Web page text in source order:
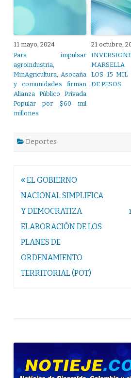
11 mayo, 2024
Para impulsar
agroindustria,
MinAgricultura, Asocaña
y comunidades firman
Alianza Público Privada
Popular por $60 mil
millones
21 octubre,
MARSELLA
LOS 15 MIL
DE PESOS
Deportes
Navegación
de
entradas
EL GOBIERNO
NACIONAL SIMPLIFICA
Y DEMOCRATIZA
ELABORACIÓN DE LOS
PLANES DE
ORDENAMIENTO
TERRITORIAL (POT)